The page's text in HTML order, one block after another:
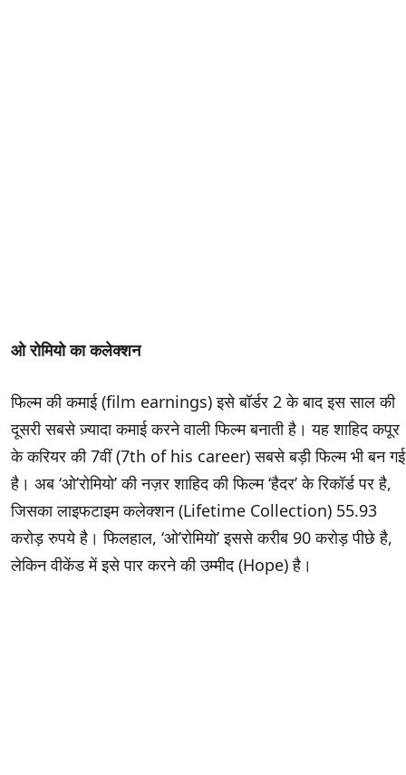
ओ रोमियो का कलेक्शन
फिल्म की कमाई (film earnings) इसे बॉर्डर 2 के बाद इस साल की
दूसरी सबसे ज़्यादा कमाई करने वाली फिल्म बनाती है। यह शाहिद कपूर
के करियर की 7वीं (7th of his career) सबसे बड़ी फिल्म भी बन गई
है। अब ‘ओ’रोमियो’ की नज़र शाहिद की फिल्म ‘हैदर’ के रिकॉर्ड पर है,
जिसका लाइफटाइम कलेक्शन (Lifetime Collection) 55.93
करोड़ रुपये है। फिलहाल, ‘ओ’रोमियो’ इससे करीब 90 करोड़ पीछे है,
लेकिन वीकेंड में इसे पार करने की उम्मीद (Hope) है।